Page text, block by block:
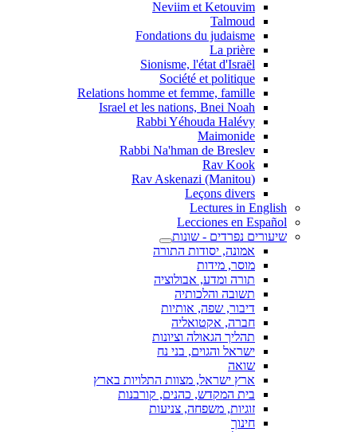
Neviim et Ketouvim
Talmoud
Fondations du judaisme
La prière
Sionisme, l'état d'Israël
Société et politique
Relations homme et femme, famille
Israel et les nations, Bnei Noah
Rabbi Yéhouda Halévy
Maimonide
Rabbi Na'hman de Breslev
Rav Kook
(Rav Askenazi (Manitou
Leçons divers
Lectures in English
Lecciones en Español
שיעורים נפרדים - שונות
אמונה, יסודות התורה
מוסר, מידות
תורה ומדע, אבולוציה
תשובה והלכותיה
דיבור, שפה, אותיות
חברה, אקטואליה
תהליך הגאולה וציונות
ישראל והגוים, בני נח
שואה
ארץ ישראל, מצוות התלויות בארץ
בית המקדש, כהנים, קורבנות
זוגיות, משפחה, צניעות
חינוך